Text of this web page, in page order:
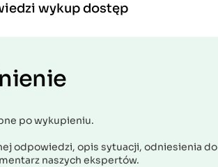
wykup dostęp
po wykupieniu.
odpowiedzi, opis sytuacji, odniesienia do
naszych ekspertów.